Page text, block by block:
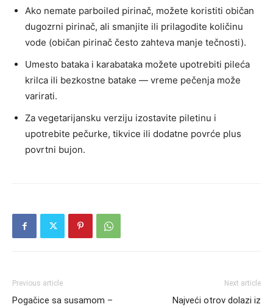
Ako nemate parboiled pirinač, možete koristiti običan
dugozrni pirinač, ali smanjite ili prilagodite količinu
vode (običan pirinač često zahteva manje tečnosti).
Umesto bataka i karabataka možete upotrebiti pileća
krilca ili bezkostne batake — vreme pečenja može
varirati.
Za vegetarijansku verziju izostavite piletinu i
upotrebite pečurke, tikvice ili dodatne povrće plus
povrtni bujon.
Previous article
Pogačice sa susamom –
Next article
Najveći otrov dolazi iz